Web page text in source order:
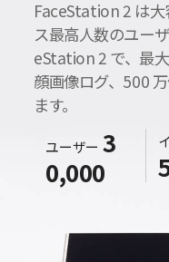
FaceStation 2 は大
ス最高人数のユー
eStation 2 で、最
顔画像ログ、500
ます。
ユーザー 3
0,000